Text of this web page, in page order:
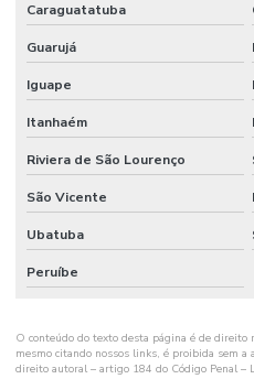
Caraguatatuba
Guarujá
Iguape
Itanhaém
Riviera de São Lourenço
São Vicente
Ubatuba
Peruíbe
O conteúdo do texto desta página é de direito
mesmo citando nossos links, é proibida sem a
direito autoral – artigo 184 do Código Penal –